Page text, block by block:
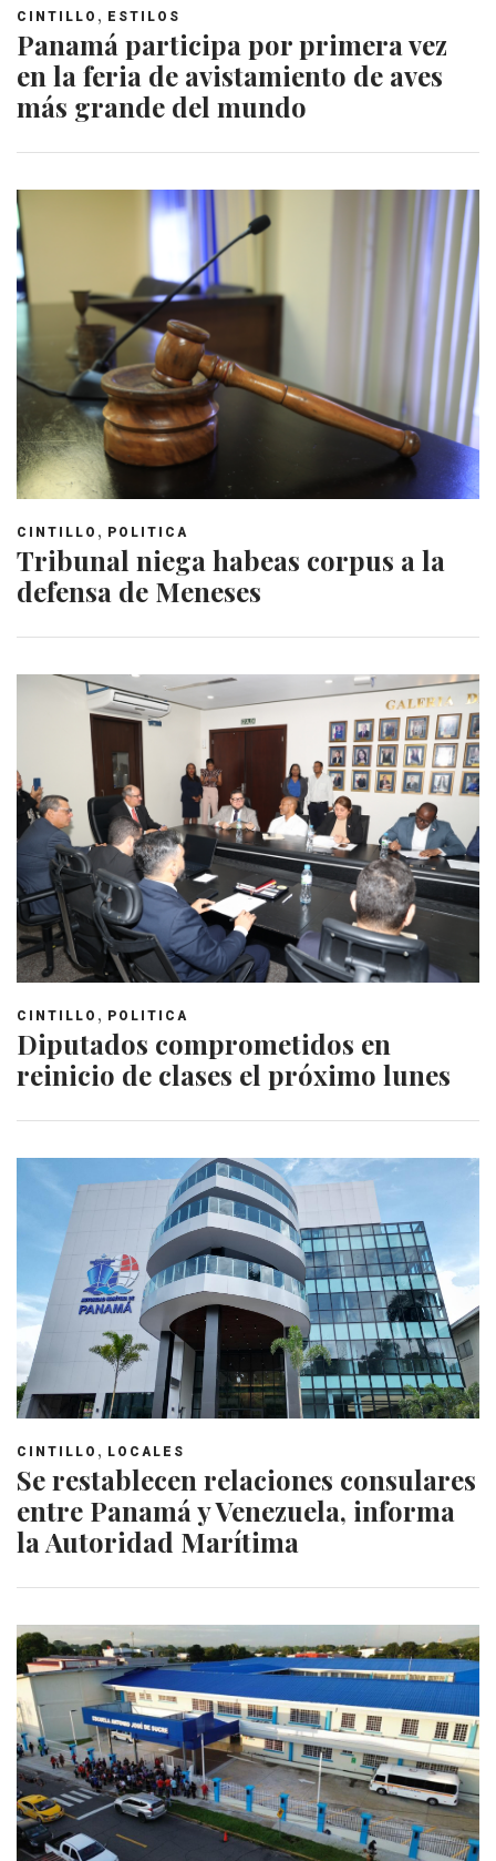
CINTILLO , ESTILOS
Panamá participa por primera vez
en la feria de avistamiento de aves
más grande del mundo
CINTILLO , POLITICA
Tribunal niega habeas corpus a la
defensa de Meneses
CINTILLO , POLITICA
Diputados comprometidos en
reinicio de clases el próximo lunes
CINTILLO , LOCALES
Se restablecen relaciones consulares
entre Panamá y Venezuela, informa
la Autoridad Marítima